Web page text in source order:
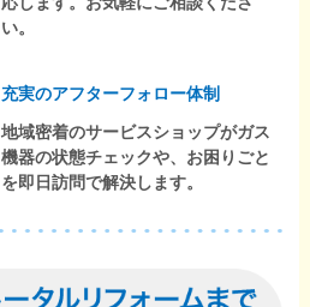
い。
充実のアフターフォロー体制
地域密着のサービスショップがガス
機器の状態チェックや、お困りごと
を即日訪問で解決します。